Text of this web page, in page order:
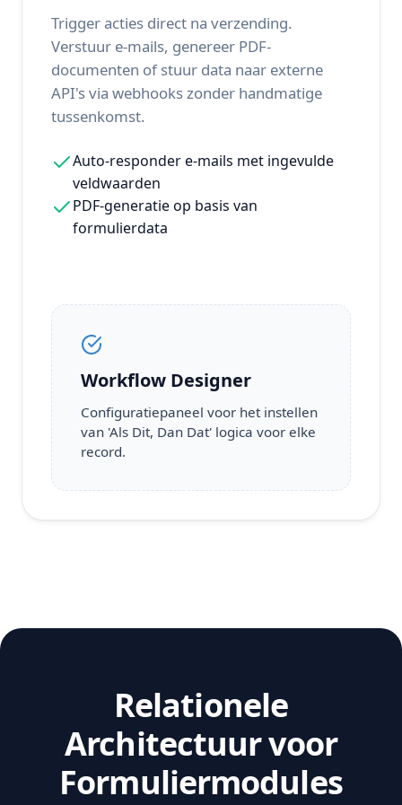
Trigger acties direct na verzending.
Verstuur e-mails, genereer PDF-
documenten of stuur data naar externe
API's via webhooks zonder handmatige
tussenkomst.
Auto-responder e-mails met ingevulde
veldwaarden
PDF-generatie op basis van
formulierdata
Workflow Designer
Configuratiepaneel voor het instellen
van 'Als Dit, Dan Dat' logica voor elke
record.
Relationele
Architectuur voor
Formuliermodules